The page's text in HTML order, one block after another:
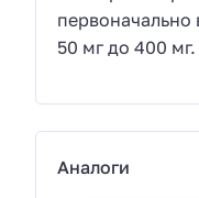
первоначально
50 мг до 400 мг.
Аналоги